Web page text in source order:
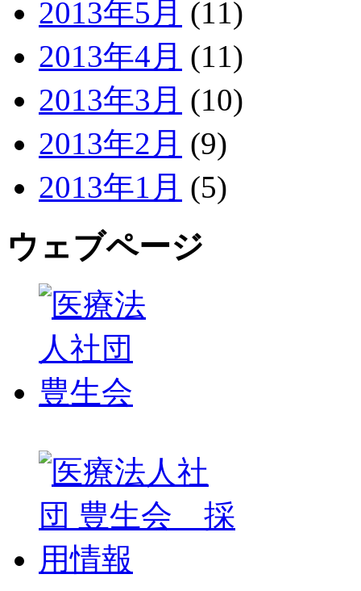
2013年5月 (11)
2013年4月 (11)
2013年3月 (10)
2013年2月 (9)
2013年1月 (5)
ウェブページ